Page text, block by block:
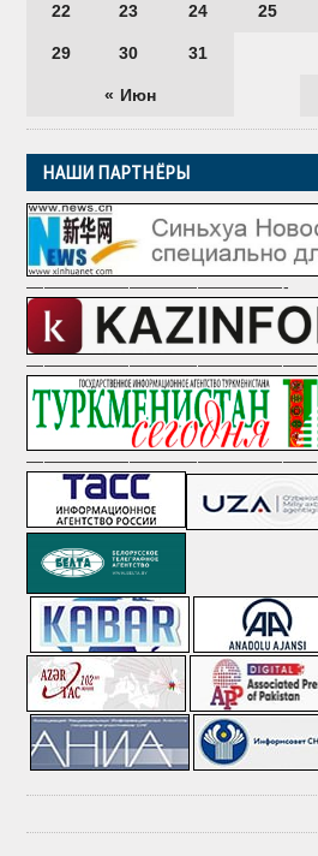
« Июн
22 23 24 25
29 30 31
НАШИ ПАРТНЁРЫ
———————————————-
—————————————————
—————————————————